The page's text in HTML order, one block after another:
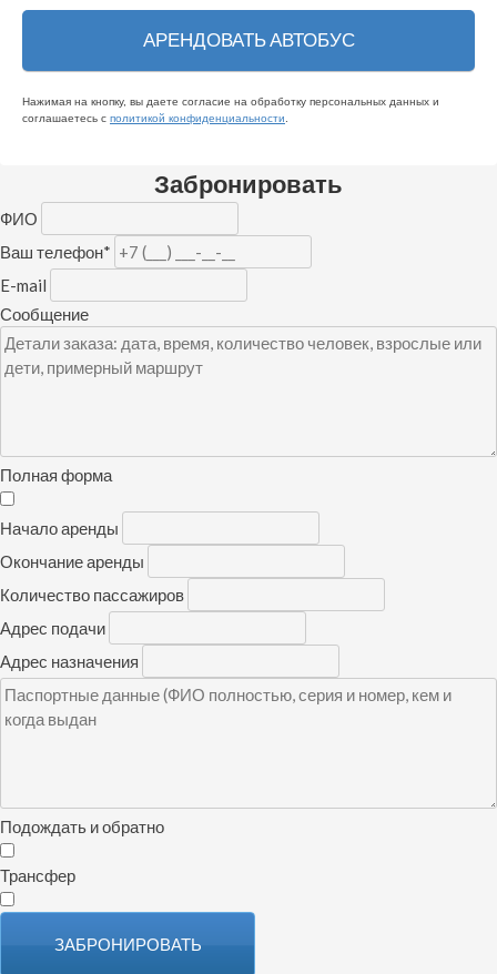
Нажимая на кнопку, вы даете согласие на обработку персональных данных и
соглашаетесь c политикой конфиденциальности
Забронировать
ФИО
Ваш телефон*
E-mail
Сообщение
Полная форма
Начало аренды
Окончание аренды
Количество пассажиров
Адрес подачи
Адрес назначения
Подождать и обратно
Трансфер
ЗАБРОНИРОВАТЬ